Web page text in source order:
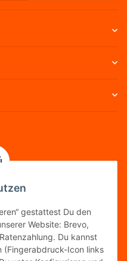
gestattest Du den
Website: Brevo,
Du kannst
(Fingerabdruck-Icon links